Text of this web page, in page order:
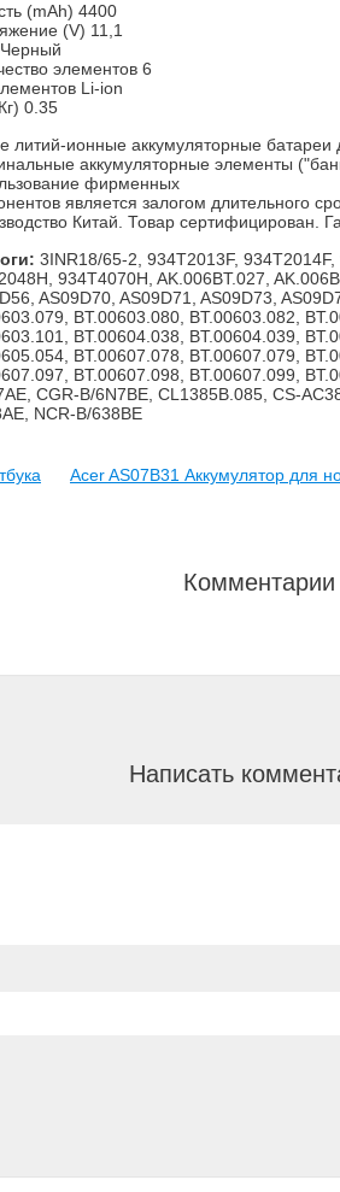
(mAh) 4400
(V) 11,1
элементов 6
Li-ion
0.35
литий-ионные аккумуляторные батареи
аккумуляторные элементы
фирменных
является залогом длительного
Китай. Товар сертифицирован.
3INR18/65-2, 934T2013F,
934T4070H, AK.006BT.027,
AS09D70, AS09D71, AS09D73,
BT.00603.080, BT.00603.082,
BT.00604.038, BT.00604.039,
BT.00607.078, BT.00607.079,
BT.00607.098, BT.00607.099,
CGR-B/6N7BE, CL1385B.085, CS-
NCR-B/638BE
Acer AS07B31 Аккумулятор для
Комментарии
Написать